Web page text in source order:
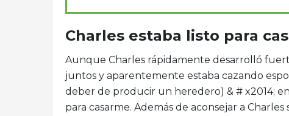
Charles estaba listo para
Aunque Charles rápidamente desarrolló
juntos y aparentemente estaba cazando
deber de producir un heredero) & # x2014;
para casarme. Además de aconsejar a